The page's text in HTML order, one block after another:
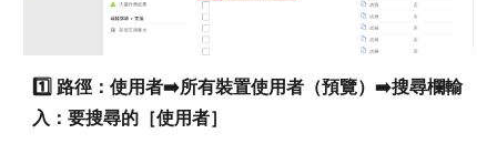
1️⃣ 路徑：使用者➡️所有裝置使用者（預覽）➡️搜尋欄輸
入：要搜尋的［使用者］